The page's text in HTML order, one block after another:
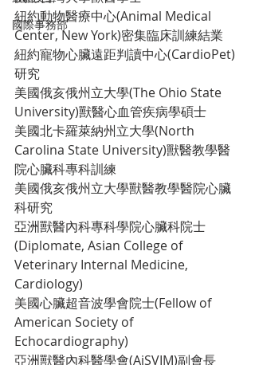
國際事務部
紐約動物醫療中心(Animal Medical
Center, New York)密集臨床訓練結業
紐約寵物心臟遠距判讀中心(CardioPet)
研究
美國俄亥俄州立大學(The Ohio State
University)獸醫心血管疾病學碩士
美國北卡羅萊納州立大學(North
Carolina State University)獸醫教學醫
院心臟科專科訓練
美國俄亥俄州立大學獸醫教學醫院心臟
科研究
亞洲獸醫內科專科學院心臟科院士
(Diplomate, Asian College of
Veterinary Internal Medicine,
Cardiology)
美國心臟超音波學會院士(Fellow of
American Society of
Echocardiography)
亞洲獸醫內科醫學會(AiSVIM)副會長